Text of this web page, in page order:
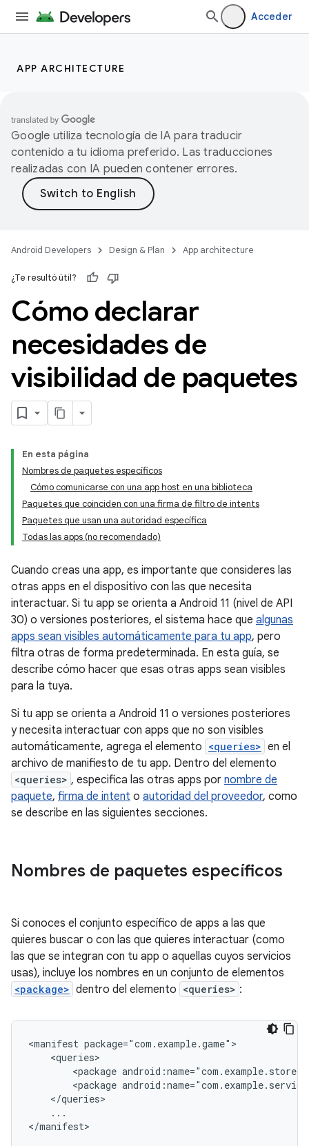
Acceder
APP ARCHITECTURE
Google utiliza tecnología de IA para traducir
contenido a tu idioma preferido. Las traducciones
realizadas con IA pueden contener errores.
Android Developers Design & Plan App architecture
¿Te resultó útil?
Cómo declarar
necesidades de
visibilidad de paquetes
En esta página
Nombres de paquetes específicos
Cómo comunicarse con una app host en una biblioteca
Paquetes que coinciden con una firma de filtro de intents
Paquetes que usan una autoridad específica
Todas las apps (no recomendado)
Cuando creas una app, es importante que consideres las
otras apps en el dispositivo con las que necesita
interactuar. Si tu app se orienta a Android 11 (nivel de API
30) o versiones posteriores, el sistema hace que algunas
apps sean visibles automáticamente para tu app, pero
filtra otras de forma predeterminada. En esta guía, se
describe cómo hacer que esas otras apps sean visibles
para la tuya.
Si tu app se orienta a Android 11 o versiones posteriores
y necesita interactuar con apps que no son visibles
automáticamente, agrega el elemento <queries> en el
archivo de manifiesto de tu app. Dentro del elemento
<queries> , especifica las otras apps por nombre de
paquete, firma de intent o autoridad del proveedor, como
se describe en las siguientes secciones.
Nombres de paquetes específicos
Si conoces el conjunto específico de apps a las que
quieres buscar o con las que quieres interactuar (como
las que se integran con tu app o aquellas cuyos servicios
usas), incluye los nombres en un conjunto de elementos
<package> dentro del elemento <queries> :
<manifest
<package android:name="com.example.store"
<package
...
</manifest>